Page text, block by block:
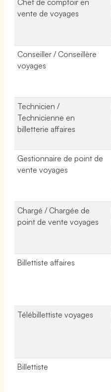
vente de voyages
Conseiller / Conseillère
voyages
Technicien /
Technicienne en
billetterie affaires
Gestionnaire de point de
vente voyages
Chargé / Chargée de
point de vente voyages
Billettiste affaires
Télébillettiste voyages
Billettiste